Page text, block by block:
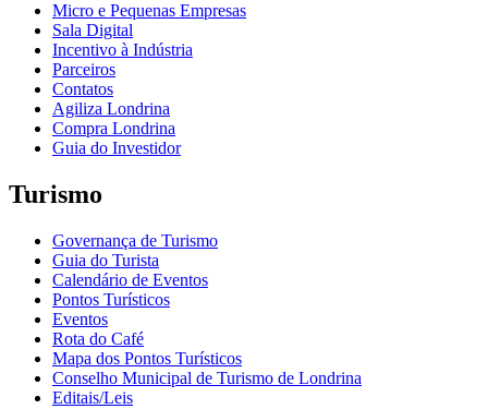
Micro e Pequenas Empresas
Sala Digital
Incentivo à Indústria
Parceiros
Contatos
Agiliza Londrina
Compra Londrina
Guia do Investidor
Turismo
Governança de Turismo
Guia do Turista
Calendário de Eventos
Pontos Turísticos
Eventos
Rota do Café
Mapa dos Pontos Turísticos
Conselho Municipal de Turismo de Londrina
Editais/Leis